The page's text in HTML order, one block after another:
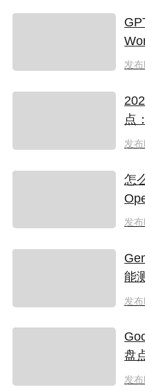
值
发
点
些
发
怎
工
发
能
（
发
盘
新
发